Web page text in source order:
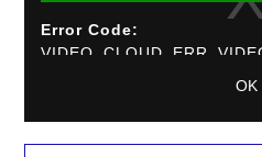
Error Code:
2026-08- OK